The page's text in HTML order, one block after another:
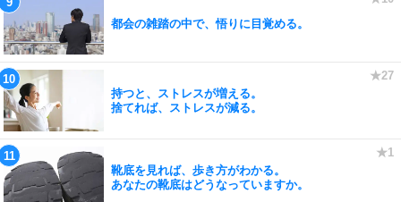
都会の雑踏の中で、悟りに目覚める。
持つと、ストレスが増える。
捨てれば、ストレスが減る。
靴底を見れば、歩き方がわかる。
あなたの靴底はどうなっていますか。